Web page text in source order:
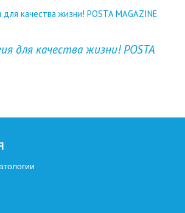
для качества жизни! POSTA